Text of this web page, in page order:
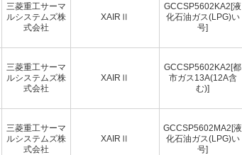
三菱重工サーマ
ルシステムズ株
式会社
XAIRⅡ
GCCSP5602KA2[液
化石油ガス(LPG)い
号]
三菱重工サーマ
ルシステムズ株
式会社
XAIRⅡ
GCCSP5602KA2[都
市ガス13A(12A含
む)]
三菱重工サーマ
ルシステムズ株
式会社
XAIRⅡ
GCCSP5602MA2[液
化石油ガス(LPG)い
号]